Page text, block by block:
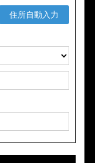
住所自動入力